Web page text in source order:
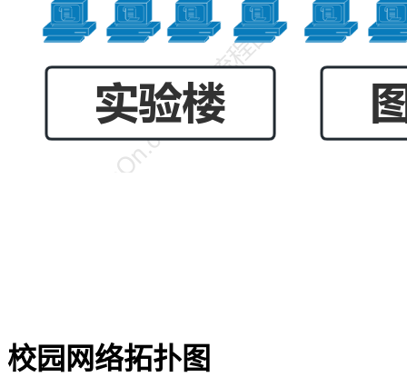
校园网络拓扑图